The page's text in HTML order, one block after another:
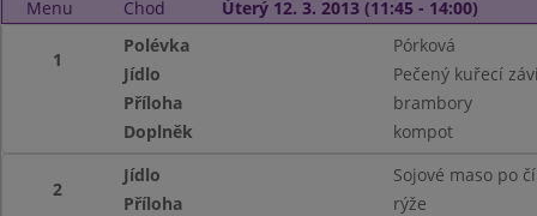
Menu Chod Úterý 12. 3. 2013 (11:45 - 14:00)
1
Polévka
Pórková
Jídlo
Pečený kuřecí
Příloha
brambory
Doplněk
kompot
2
Jídlo
Sojové maso po
Příloha
rýže